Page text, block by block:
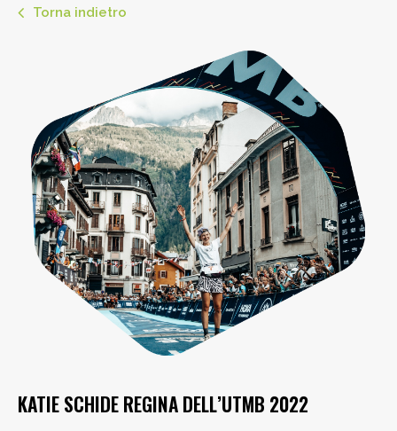
Torna indietro
KATIE SCHIDE REGINA DELL’UTMB 2022